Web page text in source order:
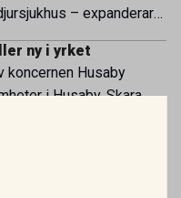
– expanderar
legitimerade
som vill vara med
möter du ett
ny i yrket
koncernen Husaby
i Husaby, Skara